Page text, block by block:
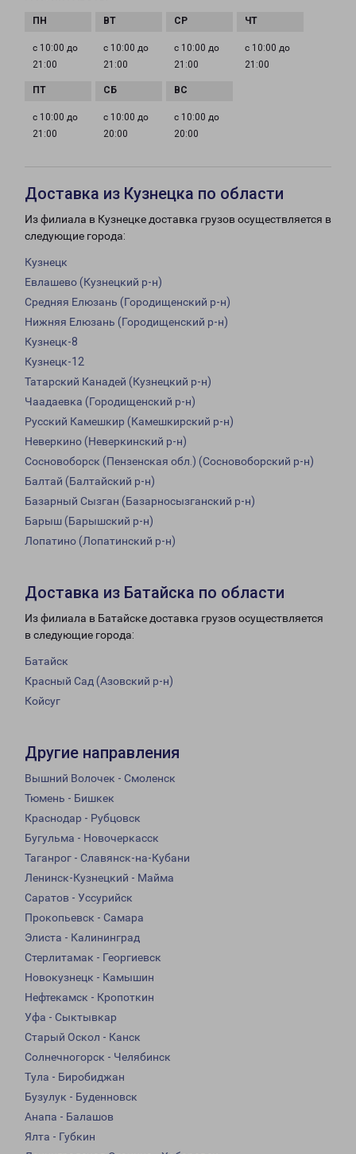
с 10:00 до
21:00
с 10:00 до
21:00
с 10:00 до
21:00
с 10:00 до
21:00
с 10:00 до
21:00
с 10:00 до
20:00
с 10:00 до
20:00
Доставка из Кузнецка по области
Из филиала в Кузнецке доставка грузов осуществляется в
следующие города:
Кузнецк
Евлашево (Кузнецкий р-н)
Средняя Елюзань (Городищенский р-н)
Нижняя Елюзань (Городищенский р-н)
Кузнецк-8
Кузнецк-12
Татарский Канадей (Кузнецкий р-н)
Чаадаевка (Городищенский р-н)
Русский Камешкир (Камешкирский р-н)
Неверкино (Неверкинский р-н)
Сосновоборск (Пензенская обл.) (Сосновоборский р-н)
Балтай (Балтайский р-н)
Базарный Сызган (Базарносызганский р-н)
Барыш (Барышский р-н)
Лопатино (Лопатинский р-н)
Доставка из Батайска по области
Из филиала в Батайске доставка грузов осуществляется
в следующие города:
Батайск
Красный Сад (Азовский р-н)
Койсуг
Другие направления
Вышний Волочек - Смоленск
Тюмень - Бишкек
Краснодар - Рубцовск
Бугульма - Новочеркасск
Таганрог - Славянск-на-Кубани
Ленинск-Кузнецкий - Майма
Саратов - Уссурийск
Прокопьевск - Самара
Элиста - Калининград
Стерлитамак - Георгиевск
Новокузнецк - Камышин
Нефтекамск - Кропоткин
Уфа - Сыктывкар
Старый Оскол - Канск
Солнечногорск - Челябинск
Тула - Биробиджан
Бузулук - Буденновск
Анапа - Балашов
Ялта - Губкин